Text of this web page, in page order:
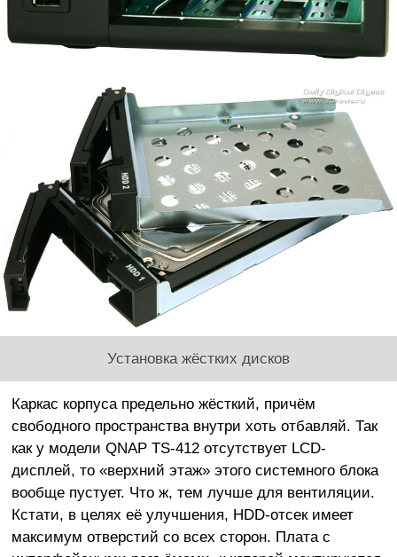
Установка жёстких дисков
Каркас корпуса предельно жёсткий, причём
свободного пространства внутри хоть отбавляй. Так
как у модели QNAP TS-412 отсутствует LCD-
дисплей, то «верхний этаж» этого системного блока
вообще пустует. Что ж, тем лучше для вентиляции.
Кстати, в целях её улучшения, HDD-отсек имеет
максимум отверстий со всех сторон. Плата с